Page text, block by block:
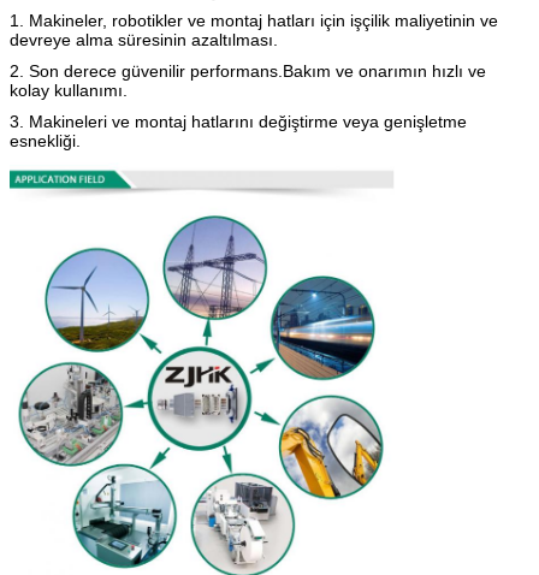
1. Makineler, robotikler ve montaj hatları için işçilik maliyetinin ve
devreye alma süresinin azaltılması.
2. Son derece güvenilir performans.Bakım ve onarımın hızlı ve
kolay kullanımı.
3. Makineleri ve montaj hatlarını değiştirme veya genişletme
esnekliği.